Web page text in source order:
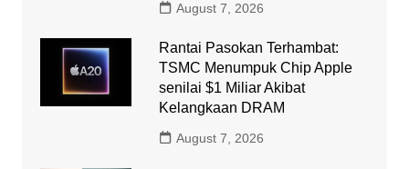
August 7, 2026
Rantai Pasokan Terhambat:
TSMC Menumpuk Chip Apple
senilai $1 Miliar Akibat
Kelangkaan DRAM
August 7, 2026